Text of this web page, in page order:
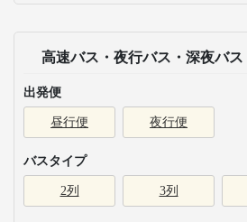
高速バス・夜行バス・深夜バ
出発便
昼行便 夜行便
バスタイプ
2列 3列